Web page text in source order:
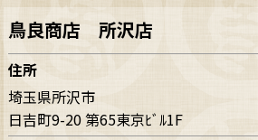
鳥良商店 所沢店
住所
埼玉県所沢市
日吉町9-20 第65東京ﾋﾞﾙ1F